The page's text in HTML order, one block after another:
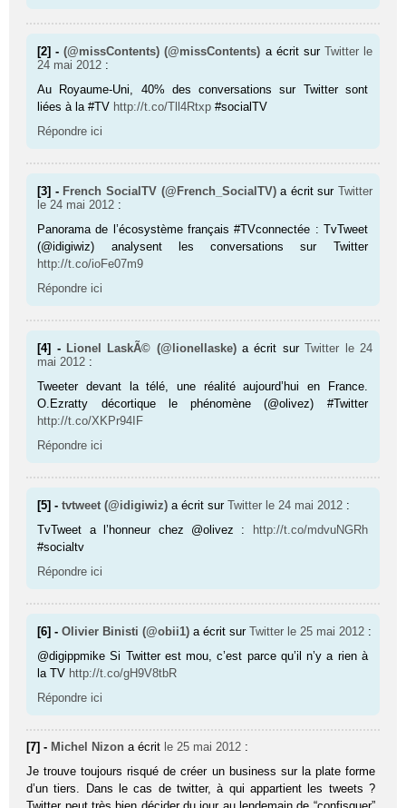
[2] -(@missContents) (@missContents) a écrit sur Twitter le
24 mai 2012 :
Au Royaume-Uni, 40% des conver­sa­tions sur Twit­ter sont
liées à la #TV http://t.co/Tll4Rtxp #socialTV
Répondre ici
[3] - French SocialTV (@French_SocialTV) a écrit sur Twitter
le 24 mai 2012 :
Panorama de l’écosystème fran­çais #TVconnec­tée : TvTweet
(@idigiwiz) analysent les conver­sa­tions sur Twit­ter
http://t.co/ioFe07m9
Répondre ici
[4] - Lionel LaskÃ© (@lionellaske) a écrit surTwitter
le 24
mai 2012 :
Tweeter devant la télé, une réalité aujourd’hui en France.
O.Ezratty décortique le phénomène (@olivez) #Twitter
http://t.co/XKPr94IF
Répondre ici
[5] -tvtweet (@idigiwiz) a écrit surTwitter le 24 mai 2012 :
TvTweet a l’honneur chez @olivez :
http://t.co/mdvuNGRh
#socialtv
Répondre ici
[6] -Olivier Binisti (@obii1) a écrit surTwitter le 25 mai 2012 :
@digippmike Si Twitter est mou, c’est parce qu’il n’y a rien à
la TV http://t.co/gH9V8tbR
Répondre ici
[7] - Michel Nizon a écrit le 25 mai 2012 :
Je trouve toujours risqué de créer un business sur la plate forme
d’un tiers. Dans le cas de twitter, à qui appartient les tweets ?